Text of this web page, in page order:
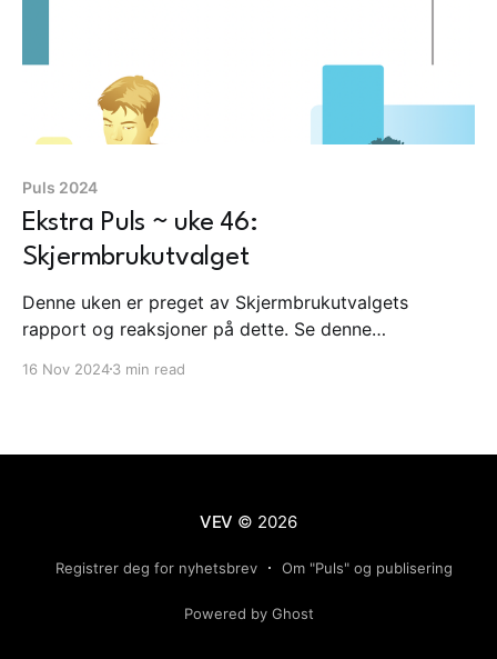
Puls 2024
Ekstra Puls ~ uke 46:
Skjermbrukutvalget
Denne uken er preget av Skjermbrukutvalgets
rapport og reaksjoner på dette. Se denne
16 Nov 20243 min read
VEV © 2026
Registrer deg for nyhetsbrev Om "Puls" og publisering
Powered by Ghost